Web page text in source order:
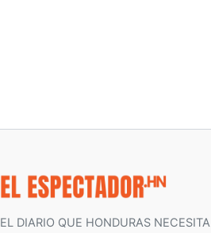
EL DIARIO QUE HONDURAS NECESITA